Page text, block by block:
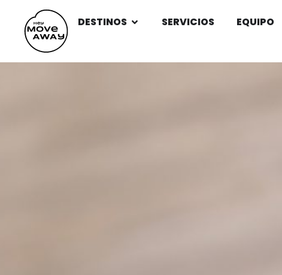
DESTINOS SERVICIOS EQUIPO